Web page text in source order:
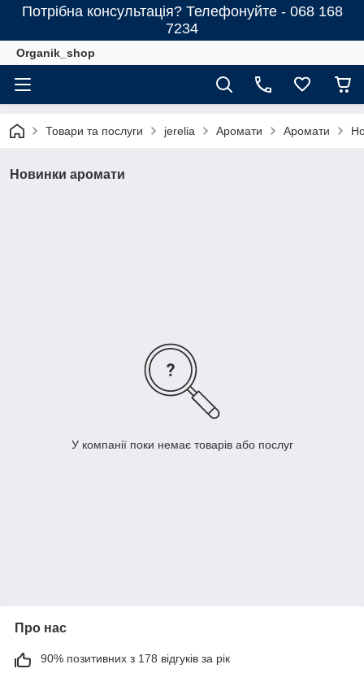
Потрібна консультація? Телефонуйте - 068 168
7234
Organik_shop
Товари та послуги jerelia Аромати Аромати
Новинки аромати
У компанії поки немає товарів або послуг
Про нас
90% позитивних з 178 відгуків за рік